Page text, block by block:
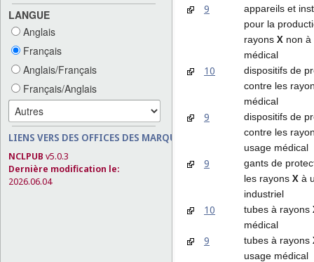
LANGUE
Anglais
Français
Anglais/Français
Français/Anglais
LIENS VERS DES OFFICES DES MARQUES
NCLPUB v5.0.3
Dernière modification le:
2026.06.04
9
appareils et
pour la
rayons X non à
médical
10
dispositifs de
contre les
médical
9
dispositifs de
contre les
usage médical
9
gants de
les rayons X à
industriel
10 tubes à rayons
médical
9 tubes à rayons
usage médical